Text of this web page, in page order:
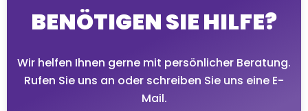
BENÖTIGEN SIE HILFE?
Wir helfen Ihnen gerne mit persönlicher Beratung.
Rufen Sie uns an oder schreiben Sie uns eine E-
Mail.